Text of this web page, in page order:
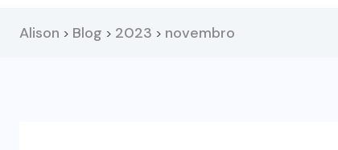
Alison > Blog > 2023 > novembro